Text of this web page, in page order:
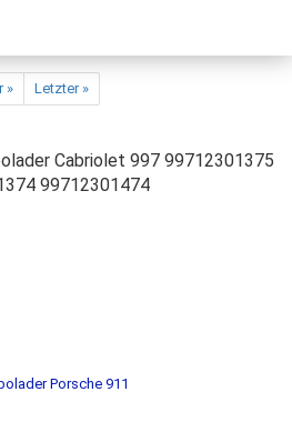
»
Letzter »
Cabriolet 997 99712301375
99712301474